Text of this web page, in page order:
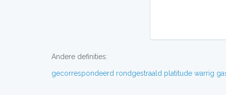
Andere definities:
gecorrespondeerd rondgestraald platitude warrig